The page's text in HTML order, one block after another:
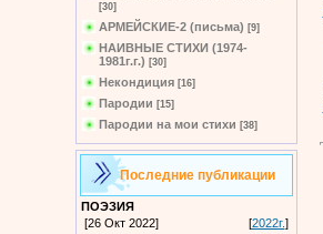
[30]
АРМЕЙСКИЕ-2 (письма) [9]
НАИВНЫЕ СТИХИ (1974-
1981г.г.) [30]
Некондиция [16]
Пародии [15]
Пародии на мои стихи [38]
Последние публикации
ПОЭЗИЯ
[26 Окт 2022]
[2022г.]